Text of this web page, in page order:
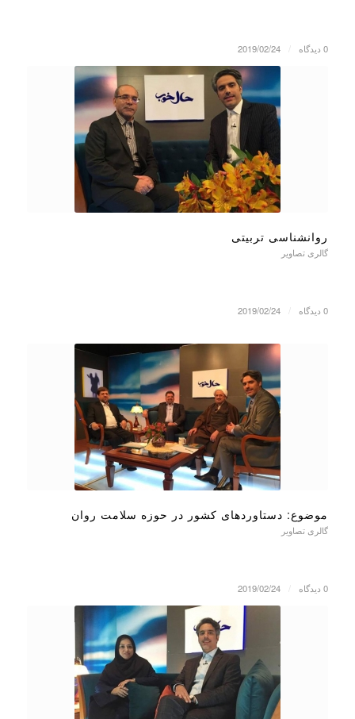
0 دیدگاه 2019/02/24
روانشناسی تربیتی
گالری تصاویر
0 دیدگاه 2019/02/24
موضوع: دستاوردهای کشور در حوزه سلامت روان
گالری تصاویر
0 دیدگاه 2019/02/24